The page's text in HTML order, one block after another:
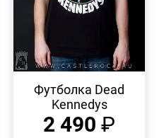
ПРОСМОТР
Футболка Dead
Kennedys
2 490 ₽